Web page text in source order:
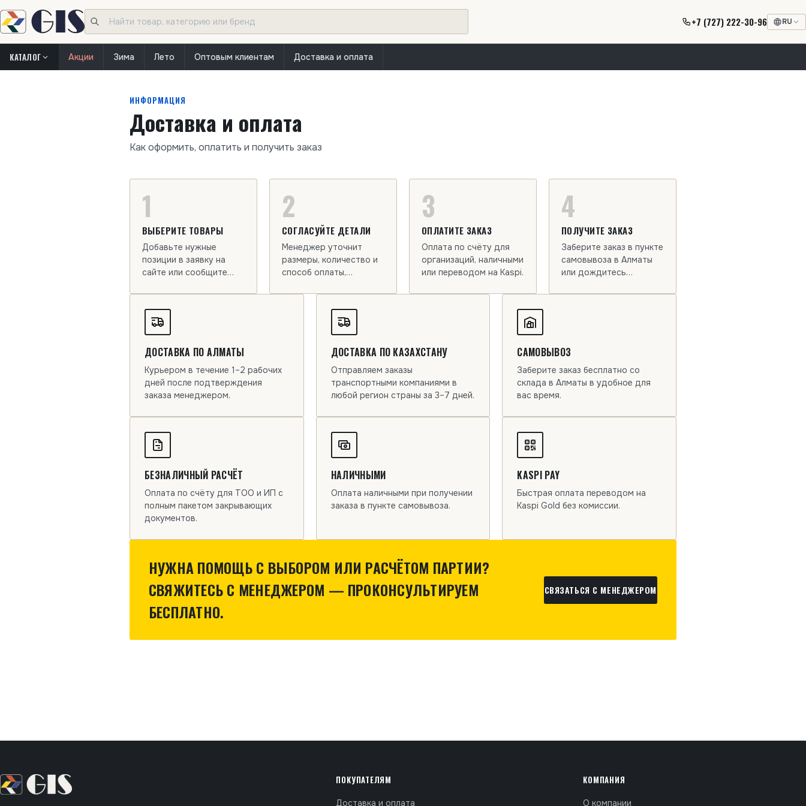
+7 (727) 222-30-96 RU
КАТАЛОГ Акции Зима Лето Оптовым клиентам Доставка и оплата
ИНФОРМАЦИЯ
Доставка и оплата
Как оформить, оплатить и получить заказ
1
ВЫБЕРИТЕ ТОВАРЫ
Добавьте нужные
позиции в заявку на
сайте или сообщите
2
СОГЛАСУЙТЕ ДЕТАЛИ
Менеджер уточнит
размеры, количество и
способ оплаты,
3
ОПЛАТИТЕ ЗАКАЗ
Оплата по счёту для
организаций, наличными
или переводом на Kaspi.
4
ПОЛУЧИТЕ ЗАКАЗ
Заберите заказ в пункте
самовывоза в Алматы
или дождитесь
ДОСТАВКА ПО АЛМАТЫ
Курьером в течение 1–2 рабочих
дней после подтверждения
заказа менеджером.
ДОСТАВКА ПО КАЗАХСТАНУ
Отправляем заказы
транспортными компаниями в
любой регион страны за 3–7 дней.
САМОВЫВОЗ
Заберите заказ бесплатно со
склада в Алматы в удобное для
вас время.
БЕЗНАЛИЧНЫЙ РАСЧЁТ
Оплата по счёту для ТОО и ИП с
полным пакетом закрывающих
документов.
НАЛИЧНЫМИ
Оплата наличными при получении
заказа в пункте самовывоза.
KASPI PAY
Быстрая оплата переводом на
Kaspi Gold без комиссии.
НУЖНА ПОМОЩЬ С ВЫБОРОМ ИЛИ РАСЧЁТОМ ПАРТИИ?
СВЯЖИТЕСЬ С МЕНЕДЖЕРОМ — ПРОКОНСУЛЬТИРУЕМ
БЕСПЛАТНО.
СВЯЗАТЬСЯ С МЕНЕДЖЕРОМ
ПОКУПАТЕЛЯМ
Доставка и оплата
КОМПАНИЯ
О компании